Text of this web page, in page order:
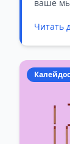
ваше
Читать